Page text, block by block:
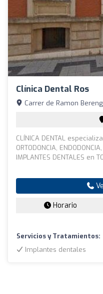
Clínica Dental Ros
Carrer de Ramon
CLÍNICA DENTAL
ORTODONCIA,
IMPLANTES DENTALES en
Horario
Servicios y Tratamientos:
Implantes dentales